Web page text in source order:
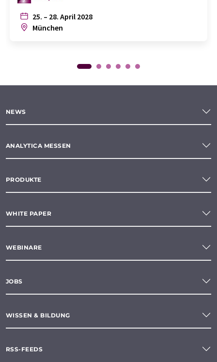
25. – 28. April 2028
München
NEWS
ANALYTICA MESSEN
PRODUKTE
WHITE PAPER
WEBINARE
JOBS
WISSEN & BILDUNG
RSS-FEEDS